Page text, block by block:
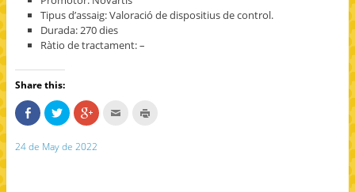
Tipus d’assaig: Valoració de dispositius de control.
Durada: 270 dies
Ràtio de tractament: –
Share this:
S
h
e
C
l
k
C
l
k
24 de May de 2022